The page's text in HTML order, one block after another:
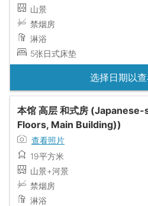
山景
禁烟房
淋浴
5张日式床垫
选择日期以
本馆 高层 和式房
Floors, Main Building))
查看照片
19平方米
山景+河景
禁烟房
淋浴